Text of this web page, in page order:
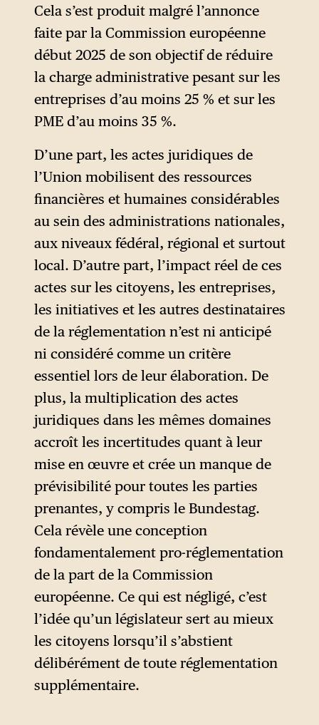
l’économie de l’Union
commandé par Ursula von der
Leyen — même s’il n’est pas
cité ici explicitement par la
CDU/CSU — a conféré une
autorité analytique
exceptionnelle à l’argument
selon lequel bon nombre des
problèmes de compétitivité de
l’Union découlent d’une
« réglementation incohérente
et restrictive ». La présidente
de la Commission, Ursula von
der Leyen, a entamé son
deuxième mandat avec un
programme de simplification
systématique et de réduction
délibérée de l’ambition
réglementaire de l’Union
présentée comme une
réponse aux préoccupations
des entreprises et des États
membres. Les résultats ont
été radicaux : les règles en
matière de durabilité des
entreprises et de diligence
raisonnable ont été affaiblies ;
les délais relatifs à la vente de
véhicule à moteurs
thermiques ont été rallongés ;
les règles relatives à la
restauration de la nature et à
Cela s’est produit malgré l’annonce
faite par la Commission européenne
début 2025 de son objectif de réduire
la charge administrative pesant sur les
entreprises d’au moins 25 % et sur les
PME d’au moins 35 %.
D’une part, les actes juridiques de
l’Union mobilisent des ressources
financières et humaines considérables
au sein des administrations nationales,
aux niveaux fédéral, régional et surtout
local. D’autre part, l’impact réel de ces
actes sur les citoyens, les entreprises,
les initiatives et les autres destinataires
de la réglementation n’est ni anticipé
ni considéré comme un critère
essentiel lors de leur élaboration. De
plus, la multiplication des actes
juridiques dans les mêmes domaines
accroît les incertitudes quant à leur
mise en œuvre et crée un manque de
prévisibilité pour toutes les parties
prenantes, y compris le Bundestag.
Cela révèle une conception
fondamentalement pro-réglementation
de la part de la Commission
européenne. Ce qui est négligé, c’est
l’idée qu’un législateur sert au mieux
les citoyens lorsqu’il s’abstient
délibérément de toute réglementation
supplémentaire.